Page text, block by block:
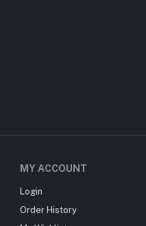
MY ACCOUNT
Login
Order History